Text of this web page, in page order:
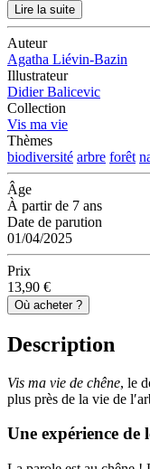
Lire la suite
Auteur
Agatha Liévin-Bazin
Illustrateur
Didier Balicevic
Collection
Vis ma vie
Thèmes
biodiversité arbre forêt
Âge
À partir de 7 ans
Date de parution
01/04/2025
Prix
13,90 €
Où acheter ?
Description
Vis ma vie de chêne, le
plus près de la vie de
Une expérience de